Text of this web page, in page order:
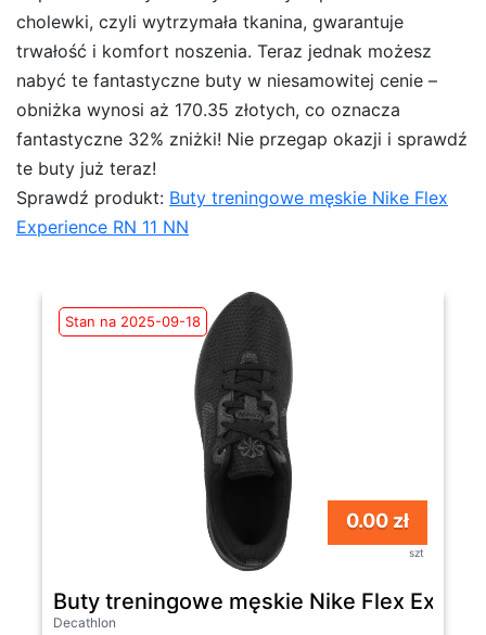
cholewki, czyli wytrzymała tkanina, gwarantuje
trwałość i komfort noszenia. Teraz jednak możesz
nabyć te fantastyczne buty w niesamowitej cenie –
obniżka wynosi aż 170.35 złotych, co oznacza
fantastyczne 32% zniżki! Nie przegap okazji i sprawdź
te buty już teraz!
Sprawdź produkt: Buty treningowe męskie Nike Flex
Experience RN 11 NN
Stan na 2025-09-18
0.00 zł
szt
Buty treningowe męskie Nike Flex
Decathlon